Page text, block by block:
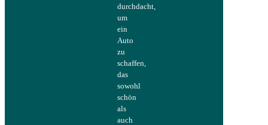
durchdacht,
um
ein
Auto
zu
schaffen,
das
sowohl
schön
als
auch